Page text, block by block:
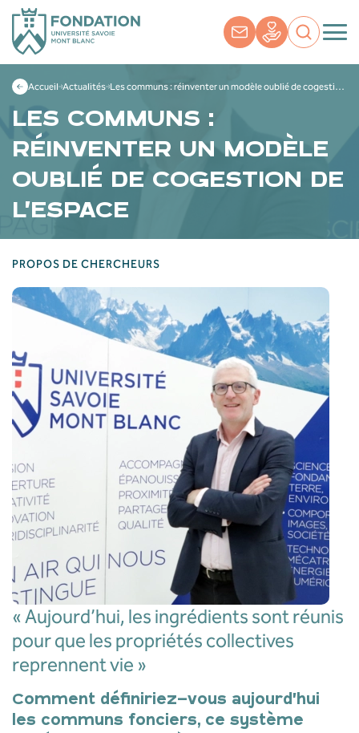
Accueil Actualités Les communs : réinventer un modèle oublié de cogestion de l’espace
LES COMMUNS :
RÉINVENTER UN MODÈLE
OUBLIÉ DE COGESTION DE
L’ESPACE
PROPOS DE CHERCHEURS
« Aujourd’hui, les ingrédients sont réunis
pour que les propriétés collectives
reprennent vie »
Comment définiriez-vous aujourd’hui
les communs fonciers, ce système